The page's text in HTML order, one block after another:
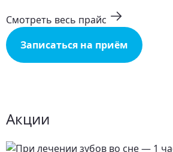
Смотреть весь прайс
Записаться на приём
Акции